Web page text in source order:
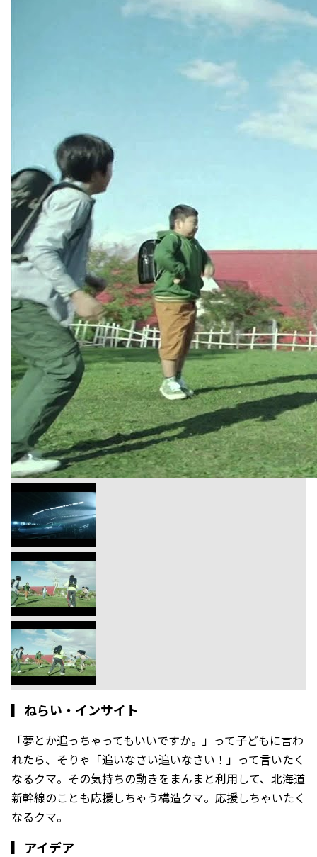
▎ ねらい・インサイト
「夢とか追っちゃってもいいですか。」って子どもに言わ
れたら、そりゃ「追いなさい追いなさい！」って言いたく
なるクマ。その気持ちの動きをまんまと利用して、北海道
新幹線のことも応援しちゃう構造クマ。応援しちゃいたく
なるクマ。
▎ アイデア